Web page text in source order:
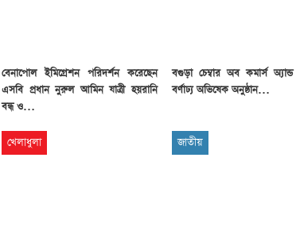
বেনাপোল ইমিগ্রেশন পরিদর্শন করেছেন
এসবি প্রধান নুরুল আমিন যাত্রী হয়রানি
বন্ধ ও…
বগুড়া চেম্বার অব কমার্স অ্যান্ড
বর্ণাঢ্য অভিষেক অনুষ্ঠান…
খেলাধুলা জাতীয়